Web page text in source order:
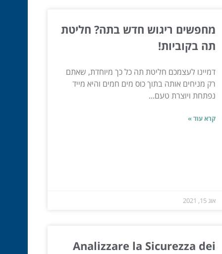
מחפשים ריגוש חדש בתה? חליטת
תה בקוביות!
דמיינו לעצמכם חליטת תה כל כך מיוחדת, שאתם
רק מניחים אותה בתוך כוס מים חמים והיא מייד
נפתחת ויוצרת טעם...
קרא עוד »
אוג 15, 2021
Analizzare la Sicurezza dei